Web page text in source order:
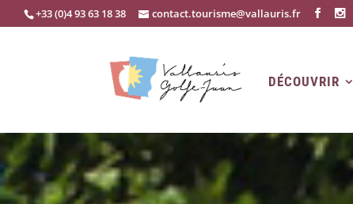
+33 (0)4 93 63 18 38 contact.tourisme@vallauris.fr
DÉCOUVRIR